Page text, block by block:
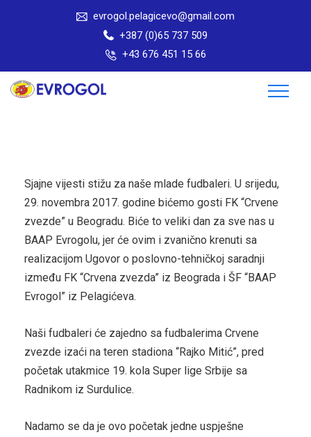
evrogol.pelagicevo@gmail.com
+387 (0)65 737 509
+43 676 451 15 66
Sjajne vijesti stižu za naše mlade fudbaleri. U srijedu,
29. novembra 2017. godine bićemo gosti FK “Crvene
zvezde” u Beogradu. Biće to veliki dan za sve nas u
BAAP Evrogolu, jer će ovim i zvanično krenuti sa
realizacijom Ugovor o poslovno-tehničkoj saradnji
između FK “Crvena zvezda” iz Beograda i ŠF “BAAP
Evrogol” iz Pelagićeva.
Naši fudbaleri će zajedno sa fudbalerima Crvene
zvezde izaći na teren stadiona “Rajko Mitić”, pred
početak utakmice 19. kola Super lige Srbije sa
Radnikom iz Surdulice.
Nadamo se da je ovo početak jedne uspješne